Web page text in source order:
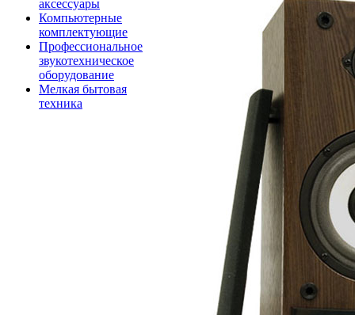
аксессуары
Компьютерные
комплектующие
Профессиональное
звукотехническое
оборудование
Мелкая бытовая
техника